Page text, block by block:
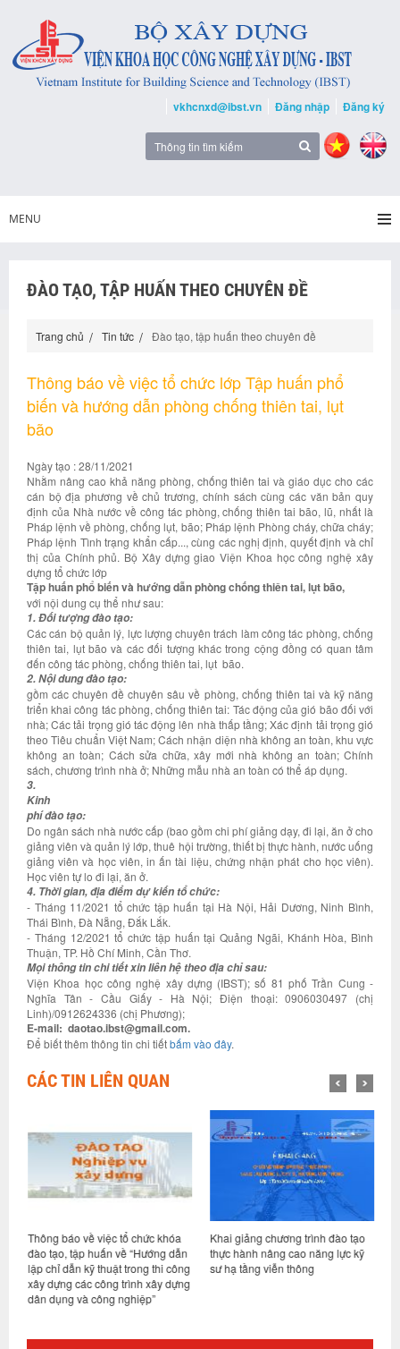
vkhcnxd@ibst.vn Đăng nhập Đăng ký
MENU
ĐÀO TẠO, TẬP HUẤN THEO CHUYÊN ĐỀ
Trang chủ Tin tức Đào tạo, tập huấn theo chuyên đề
Thông báo về việc tổ chức lớp Tập huấn phổ
biến và hướng dẫn phòng chống thiên tai, lụt
bão
Ngày tạo : 28/11/2021
Nhằm nâng cao khả năng phòng, chống thiên tai và giáo dục cho các
cán bộ địa phương về chủ trương, chính sách cùng các văn bản quy
định của Nhà nước về công tác phòng, chống thiên tai bão, lũ, nhất là
Pháp lệnh về phòng, chống lụt, bão; Pháp lệnh Phòng cháy, chữa cháy;
Pháp lệnh Tình trạng khẩn cấp..., cùng các nghị định, quyết định và chỉ
thị của Chính phủ. Bộ Xây dựng giao Viện Khoa học công nghệ xây
dựng tổ chức lớp
Tập huấn phổ biến và hướng dẫn phòng chống thiên tai, lụt bão,
với nội dung cụ thể như sau:
1. Đối tượng đào tạo:
Các cán bộ quản lý, lực lượng chuyên trách làm công tác phòng, chống
thiên tai, lụt bão và các đối tượng khác trong cộng đồng có quan tâm
đến công tác phòng, chống thiên tai, lụt bão.
2. Nội dung đào tạo:
gồm các chuyên đề chuyên sâu về phòng, chống thiên tai và kỹ năng
triển khai công tác phòng, chống thiên tai: Tác động của gió bão đối với
nhà; Các tải trọng gió tác động lên nhà thấp tầng; Xác định tải trọng gió
theo Tiêu chuẩn Việt Nam; Cách nhận diện nhà không an toàn, khu vực
không an toàn; Cách sửa chữa, xây mới nhà không an toàn; Chính
sách, chương trình nhà ở; Những mẫu nhà an toàn có thể áp dụng.
3.
Kinh
phí đào tạo:
Do ngân sách nhà nước cấp (bao gồm chi phí giảng dạy, đi lại, ăn ở cho
giảng viên và quản lý lớp, thuê hội trường, thiết bị thực hành, nước uống
giảng viên và học viên, in ấn tài liệu, chứng nhận phát cho học viên).
Học viên tự lo đi lại, ăn ở.
4. Thời gian, địa điểm dự kiến tổ chức:
- Tháng 11/2021 tổ chức tập huấn tại Hà Nội, Hải Dương, Ninh Bình,
Thái Bình, Đà Nẵng, Đắk Lắk.
- Tháng 12/2021 tổ chức tập huấn tại Quảng Ngãi, Khánh Hòa, Bình
Thuận, TP. Hồ Chí Minh, Cần Thơ.
Mọi thông tin chi tiết xin liên hệ theo địa chỉ sau:
Viện Khoa học công nghệ xây dựng (IBST); số 81 phố Trần Cung -
Nghĩa Tân - Cầu Giấy - Hà Nội; Điện thoại: 0906030497 (chị
Linh)/0912624336 (chị Phương);
E-mail: daotao.ibst@gmail.com.
Để biết thêm thông tin chi tiếtbấm vào đây.
CÁC TIN LIÊN QUAN
Thông báo về việc tổ chức khóa
đào tạo, tập huấn về “Hướng dẫn
lập chỉ dẫn kỹ thuật trong thi công
xây dựng các công trình xây dựng
dân dụng và công nghiệp”
Khai giảng chương trình đào tạo
thực hành nâng cao năng lực kỹ
sư hạ tầng viễn thông